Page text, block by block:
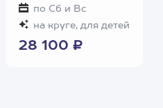
по Сб и Вс
на круге, для детей
28 100 ₽